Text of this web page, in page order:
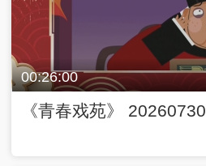
00:26:00
《青春戏苑》 20260730